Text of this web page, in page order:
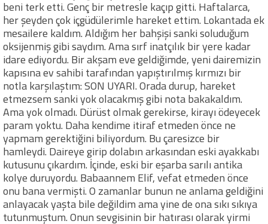
beni terk etti. Genç bir metresle kaçıp gitti. Haftalarca,
her şeyden çok içgüdülerimle hareket ettim. Lokantada ek
mesailere kaldım. Aldığım her bahşişi sanki soluduğum
oksijenmiş gibi saydım. Ama sırf inatçılık bir yere kadar
idare ediyordu. Bir akşam eve geldiğimde, yeni dairemizin
kapısına ev sahibi tarafından yapıştırılmış kırmızı bir
notla karşılaştım: SON UYARI. Orada durup, hareket
etmezsem sanki yok olacakmış gibi nota bakakaldım.
Ama yok olmadı. Dürüst olmak gerekirse, kirayı ödeyecek
param yoktu. Daha kendime itiraf etmeden önce ne
yapmam gerektiğini biliyordum. Bu çaresizce bir
hamleydi. Daireye girip dolabın arkasından eski ayakkabı
kutusunu çıkardım. İçinde, eski bir eşarba sarılı antika
kolye duruyordu. Babaannem Elif, vefat etmeden önce
onu bana vermişti. O zamanlar bunun ne anlama geldiğini
anlayacak yaşta bile değildim ama yine de ona sıkı sıkıya
tutunmuştum. Onun sevgisinin bir hatırası olarak yirmi